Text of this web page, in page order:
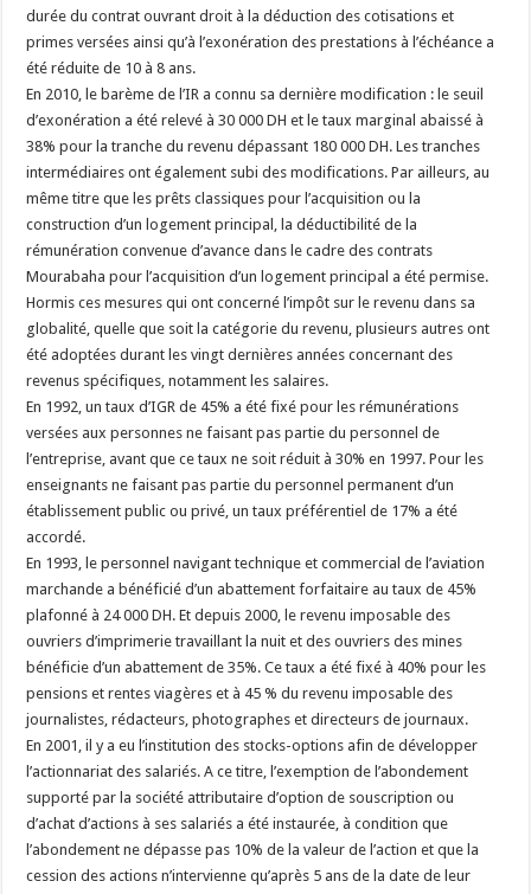
durée du contrat ouvrant droit à la déduction des cotisations et
primes versées ainsi qu’à l’exonération des prestations à l’échéance a
été réduite de 10 à 8 ans.
En 2010, le barème de l’IR a connu sa dernière modification : le seuil
d’exonération a été relevé à 30 000 DH et le taux marginal abaissé à
38% pour la tranche du revenu dépassant 180 000 DH. Les tranches
intermédiaires ont également subi des modifications. Par ailleurs, au
même titre que les prêts classiques pour l’acquisition ou la
construction d’un logement principal, la déductibilité de la
rémunération convenue d’avance dans le cadre des contrats
Mourabaha pour l’acquisition d’un logement principal a été permise.
Hormis ces mesures qui ont concerné l’impôt sur le revenu dans sa
globalité, quelle que soit la catégorie du revenu, plusieurs autres ont
été adoptées durant les vingt dernières années concernant des
revenus spécifiques, notamment les salaires.
En 1992, un taux d’IGR de 45% a été fixé pour les rémunérations
versées aux personnes ne faisant pas partie du personnel de
l’entreprise, avant que ce taux ne soit réduit à 30% en 1997. Pour les
enseignants ne faisant pas partie du personnel permanent d’un
établissement public ou privé, un taux préférentiel de 17% a été
accordé.
En 1993, le personnel navigant technique et commercial de l’aviation
marchande a bénéficié d’un abattement forfaitaire au taux de 45%
plafonné à 24 000 DH. Et depuis 2000, le revenu imposable des
ouvriers d’imprimerie travaillant la nuit et des ouvriers des mines
bénéficie d’un abattement de 35%. Ce taux a été fixé à 40% pour les
pensions et rentes viagères et à 45 % du revenu imposable des
journalistes, rédacteurs, photographes et directeurs de journaux.
En 2001, il y a eu l’institution des stocks-options afin de développer
l’actionnariat des salariés. A ce titre, l’exemption de l’abondement
supporté par la société attributaire d’option de souscription ou
d’achat d’actions à ses salariés a été instaurée, à condition que
l’abondement ne dépasse pas 10% de la valeur de l’action et que la
cession des actions n’intervienne qu’après 5 ans de la date de leur